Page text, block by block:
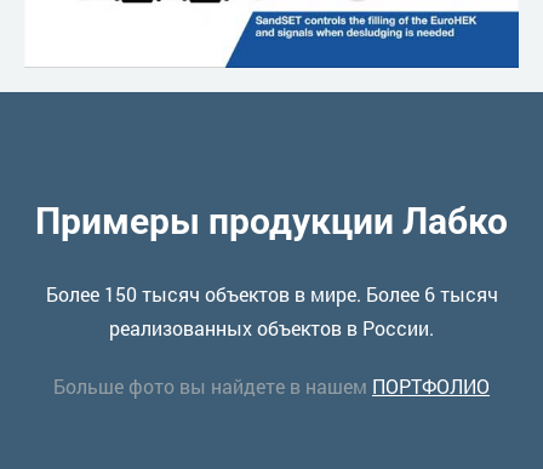
Примеры продукции Лабко
Более 150 тысяч объектов в мире. Более 6 тысяч
реализованных объектов в России.
Больше фото вы найдете в нашем ПОРТФОЛИО